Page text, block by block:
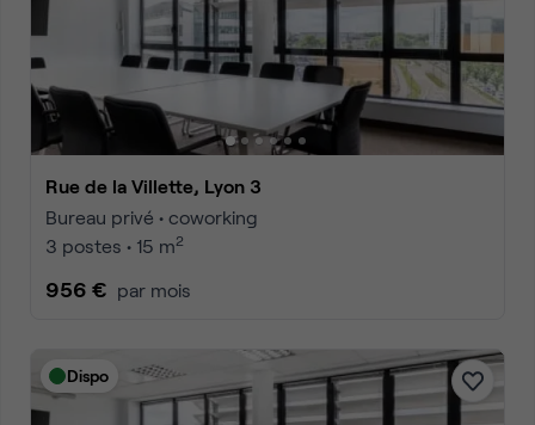
Rue de la Villette, Lyon 3
Bureau privé • coworking
3 postes • 15 m2
956 € par mois
Dispo